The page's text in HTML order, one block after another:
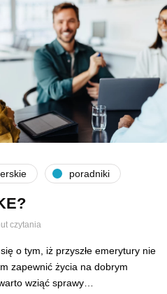
poradniki
czytania
o tym, iż przyszłe emerytury nie
zapewnić życia na dobrym
wziąć sprawy…